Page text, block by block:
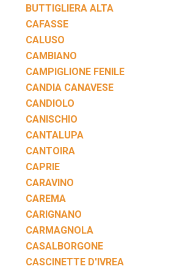
BUTTIGLIERA ALTA
CAFASSE
CALUSO
CAMBIANO
CAMPIGLIONE FENILE
CANDIA CANAVESE
CANDIOLO
CANISCHIO
CANTALUPA
CANTOIRA
CAPRIE
CARAVINO
CAREMA
CARIGNANO
CARMAGNOLA
CASALBORGONE
CASCINETTE D'IVREA